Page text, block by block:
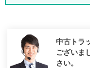
中古トラ
ございま
さい。